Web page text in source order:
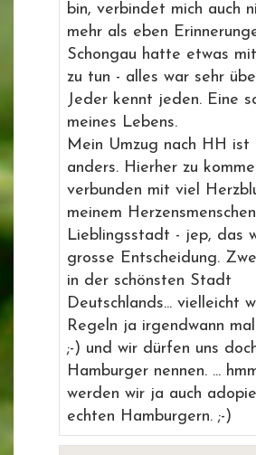
bin, verbindet mich auch
mehr als eben
Schongau hatte etwas
zu tun - alles war sehr
Jeder kennt jeden. Eine
meines Lebens.
Mein Umzug nach HH ist
anders. Hierher zu
verbunden mit viel
meinem
Lieblingsstadt - jep, das
grosse Entscheidung.
in der schönsten Stadt
Deutschlands... vielleicht
Regeln ja irgendwann
;-) und wir dürfen uns
Hamburger nennen. ...
werden wir ja auch
echten Hamburgern. ;-)